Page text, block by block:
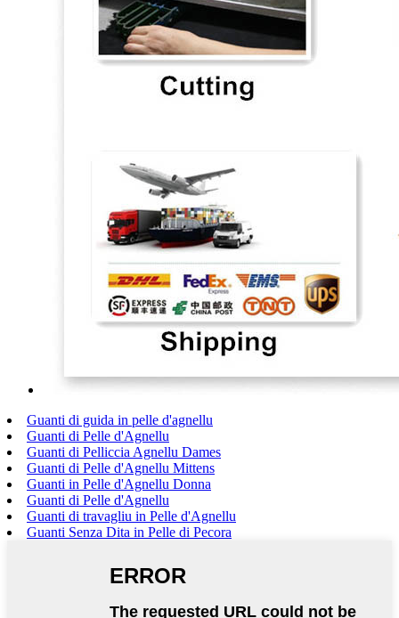
Guanti di guida in pelle d'agnellu
Guanti di Pelle d'Agnellu
Guanti di Pelliccia Agnellu Dames
Guanti di Pelle d'Agnellu Mittens
Guanti in Pelle d'Agnellu Donna
Guanti di Pelle d'Agnellu
Guanti di travagliu in Pelle d'Agnellu
Guanti Senza Dita in Pelle di Pecora